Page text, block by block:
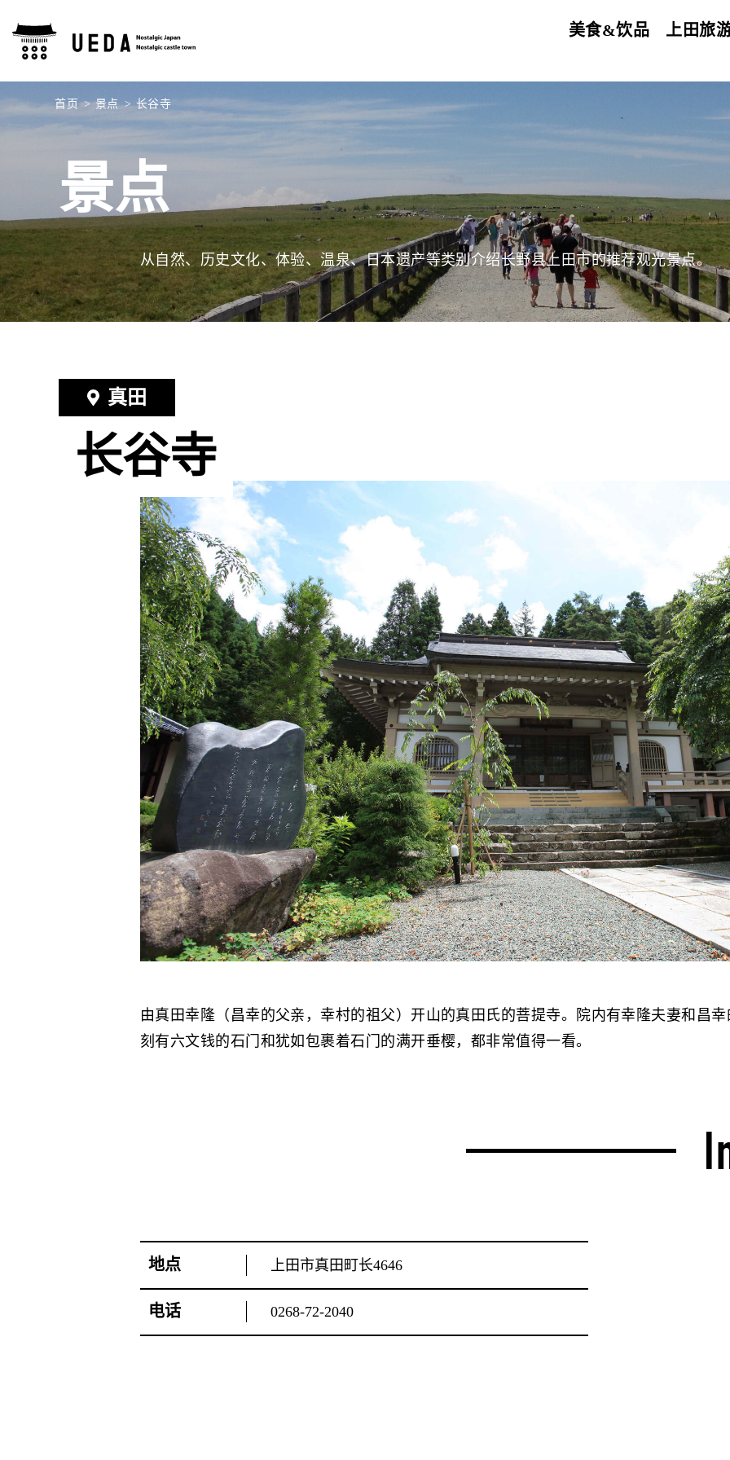
美食&饮品 上田旅
首页 景点 长谷寺
景点
从自然、历史文化、体验、温泉、日本遗产等类别介绍长野县上田市的推荐观光景点。
真田
长谷寺
由真田幸隆（昌幸的父亲，幸村的祖父）开山的真田氏的菩提寺。院内有幸隆夫妻和昌
刻有六文钱的石门和犹如包裹着石门的满开垂樱，都非常值得一看。
地点 上田市真田町长4646
电话 0268-72-2040